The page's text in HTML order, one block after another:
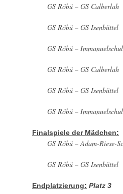
GS Röbü – GS
GS Röbü – GS
GS Röbü –
GS Röbü – GS
GS Röbü – GS
GS Röbü –
Finalspiele der Mädchen:
GS Röbü – Adam-Riese-
GS Röbü – GS
Endplatzierung: Platz 3